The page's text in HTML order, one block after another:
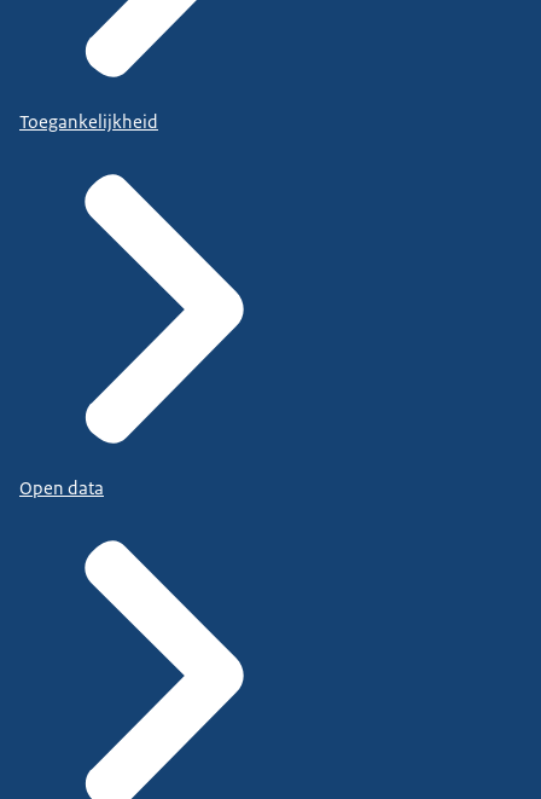
Toegankelijkheid
Open data